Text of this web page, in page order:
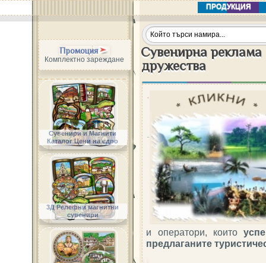
ПРОДУКЦИЯ
Сувенирна реклама
дружества
и оператори, които
предлаганите
Промоция
Комплектно зареждане
Сувенири и Магнити
Каталог Цени на едро
3Д Релефни магнитни
сувенири